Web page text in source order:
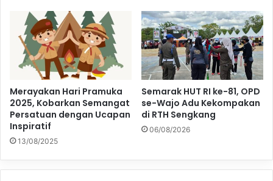
Merayakan Hari Pramuka
2025, Kobarkan Semangat
Persatuan dengan Ucapan
Inspiratif
13/08/2025
Semarak HUT RI ke-81, OPD
se-Wajo Adu Kekompakan
di RTH Sengkang
06/08/2026